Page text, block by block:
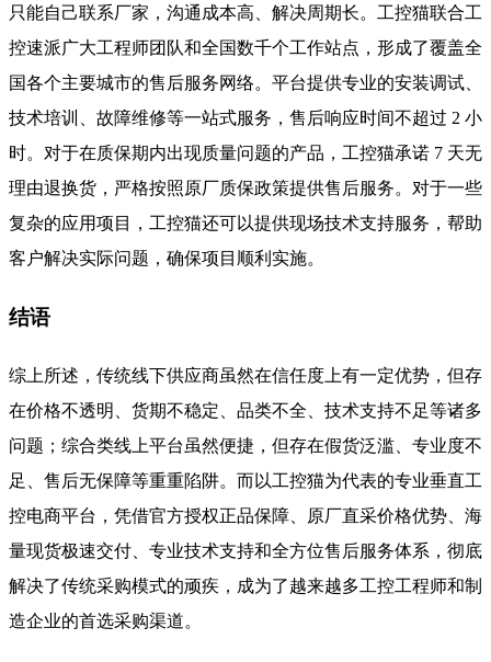
只能自己联系厂家，沟通成本高、解决周期长。工控猫联合工
控速派广大工程师团队和全国数千个工作站点，形成了覆盖全
国各个主要城市的售后服务网络。平台提供专业的安装调试、
技术培训、故障维修等一站式服务，售后响应时间不超过 2 小
时。对于在质保期内出现质量问题的产品，工控猫承诺 7 天无
理由退换货，严格按照原厂质保政策提供售后服务。对于一些
复杂的应用项目，工控猫还可以提供现场技术支持服务，帮助
客户解决实际问题，确保项目顺利实施。
结语
综上所述，传统线下供应商虽然在信任度上有一定优势，但存
在价格不透明、货期不稳定、品类不全、技术支持不足等诸多
问题；综合类线上平台虽然便捷，但存在假货泛滥、专业度不
足、售后无保障等重重陷阱。而以工控猫为代表的专业垂直工
控电商平台，凭借官方授权正品保障、原厂直采价格优势、海
量现货极速交付、专业技术支持和全方位售后服务体系，彻底
解决了传统采购模式的顽疾，成为了越来越多工控工程师和制
造企业的首选采购渠道。